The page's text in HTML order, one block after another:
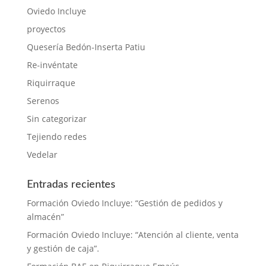
Oviedo Incluye
proyectos
Quesería Bedón-Inserta Patiu
Re-invéntate
Riquirraque
Serenos
Sin categorizar
Tejiendo redes
Vedelar
Entradas recientes
Formación Oviedo Incluye: “Gestión de pedidos y
almacén”
Formación Oviedo Incluye: “Atención al cliente, venta
y gestión de caja”.